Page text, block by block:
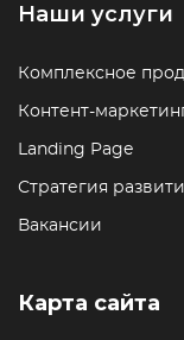
Наши услуги
Комплексное
Контент-
Landing Page
Стратегия
Вакансии
Карта сайта